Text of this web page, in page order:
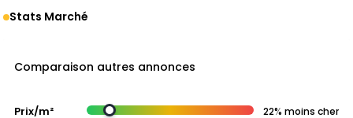
Stats Marché
Comparaison autres annonces
Prix/m² 22% moins cher